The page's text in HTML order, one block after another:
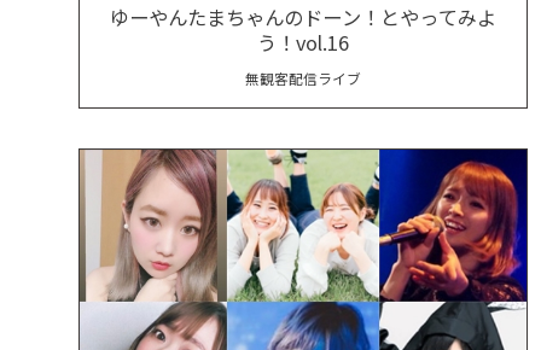
ゆーやんたまちゃんのドーン！とやってみよ
う！vol.16
無観客配信ライブ